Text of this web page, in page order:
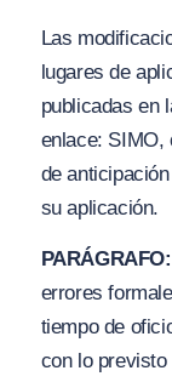
Las
lugares de
publicadas en
enlace: SIMO,
de
su aplicación.
PARÁGRAFO:
errores
tiempo de
con lo